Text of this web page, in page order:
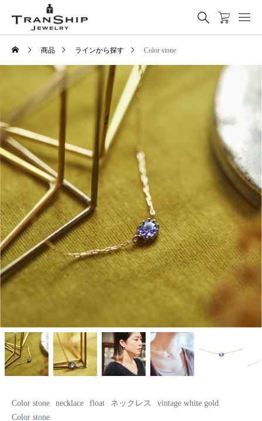
商品 ラインから探す Color stone
Color stone necklace float ネックレス
vintage white gold
Color stone